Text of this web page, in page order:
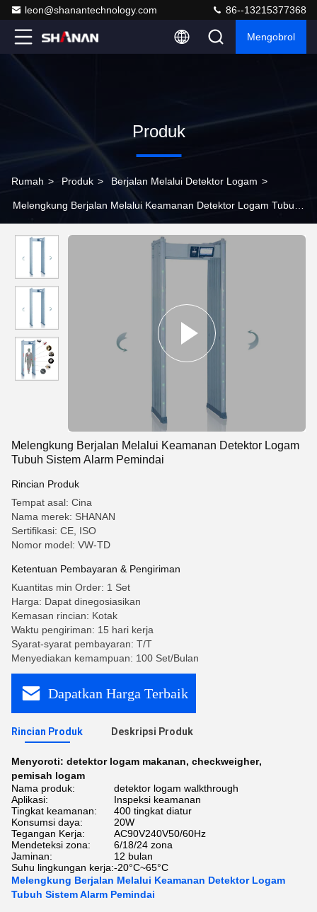
leon@shanantechnology.com 86--13215377368
Mengobrol
Produk
Rumah > Produk > Berjalan Melalui Detektor Logam >
Melengkung Berjalan Melalui Keamanan Detektor Logam Tubuh
Melengkung Berjalan Melalui Keamanan Detektor Logam
Tubuh Sistem Alarm Pemindai
Rincian Produk
Tempat asal: Cina
Nama merek: SHANAN
Sertifikasi: CE, ISO
Nomor model: VW-TD
Ketentuan Pembayaran & Pengiriman
Kuantitas min Order: 1 Set
Harga: Dapat dinegosiasikan
Kemasan rincian: Kotak
Waktu pengiriman: 15 hari kerja
Syarat-syarat pembayaran: T/T
Menyediakan kemampuan: 100 Set/Bulan
Dapatkan Harga Terbaik
Rincian Produk Deskripsi Produk
Menyoroti: detektor logam makanan, checkweigher,
pemisah logam
Nama produk:
detektor logam walkthrough
Aplikasi:
Inspeksi keamanan
Tingkat keamanan:
400 tingkat diatur
Konsumsi daya:
20W
Tegangan Kerja:
AC90V240V50/60Hz
Mendeteksi zona:
6/18/24 zona
Jaminan:
12 bulan
Suhu lingkungan kerja:-20°C~65°C
Melengkung Berjalan Melalui Keamanan Detektor Logam
Tubuh Sistem Alarm Pemindai